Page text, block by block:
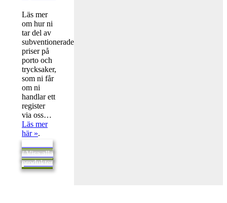
Läs mer
om hur ni
tar del av
subventionerade
priser på
porto och
trycksaker,
som ni får
om ni
handlar ett
register
via oss…
Läs mer
här ».
/ Visa alla
produkter